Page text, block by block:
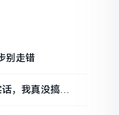
别走错
，我真没搞明